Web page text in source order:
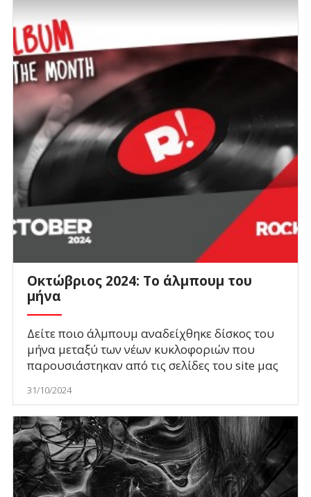
Οκτώβριος 2024: Το άλμπουμ του
μήνα
Δείτε ποιο άλμπουμ αναδείχθηκε δίσκος του
μήνα μεταξύ των νέων κυκλοφοριών που
παρουσιάστηκαν από τις σελίδες του site μας
31/10/2024